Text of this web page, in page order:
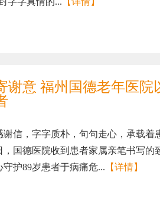
谢意 福州国德老年医院
，字字质朴，句句走心，承载着
，国德医院收到患者家属亲笔书写的
守护89岁患者于病痛危... 【详情】